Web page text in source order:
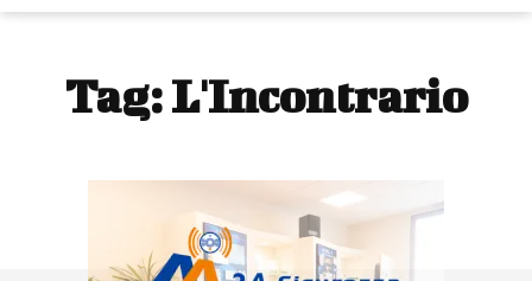
Tag:L'Incontrario